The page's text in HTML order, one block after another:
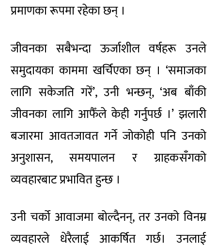
प्रमाणका रूपमा रहेका छन् ।
जीवनका सबैभन्दा ऊर्जाशील वर्षहरू उनले
समुदायका काममा खर्चिएका छन् । ‘समाजका
लागि सकेजति गरेँ’, उनी भन्छन्, ‘अब बाँकी
जीवनका लागि आफैँले केही गर्नुपर्छ ।’ झलारी
बजारमा आवतजावत गर्ने जोकोही पनि उनको
अनुशासन, समयपालन र ग्राहकसँगको
व्यवहारबाट प्रभावित हुन्छ ।
उनी चर्को आवाजमा बोल्दैनन्, तर उनको विनम्र
व्यवहारले धेरैलाई आकर्षित गर्छ। उनलाई